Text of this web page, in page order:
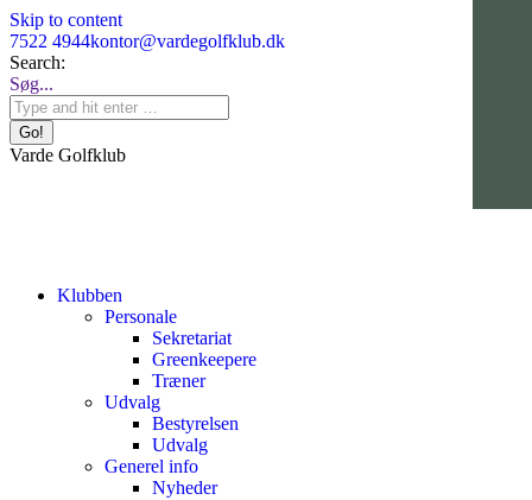
Skip to content
7522 4944kontor@vardegolfklub.dk
Search:
Søg...
Varde Golfklub
Klubben
Personale
Sekretariat
Greenkeepere
Træner
Udvalg
Bestyrelsen
Udvalg
Generel info
Nyheder